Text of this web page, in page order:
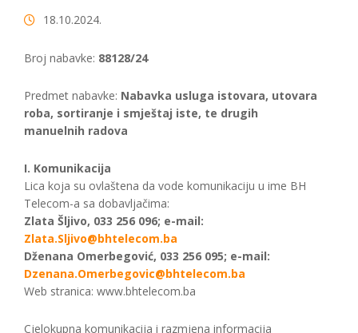
18.10.2024.
Broj nabavke: 88128/24
Predmet nabavke: Nabavka usluga istovara, utovara
roba, sortiranje i smještaj iste, te drugih
manuelnih radova
I. Komunikacija
Lica koja su ovlaštena da vode komunikaciju u ime BH
Telecom-a sa dobavljačima:
Zlata Šljivo, 033 256 096; e-mail:
Zlata.Sljivo@bhtelecom.ba
Dženana Omerbegović, 033 256 095; e-mail:
Dzenana.Omerbegovic@bhtelecom.ba
Web stranica: www.bhtelecom.ba
Cjelokupna komunikacija i razmjena informacija